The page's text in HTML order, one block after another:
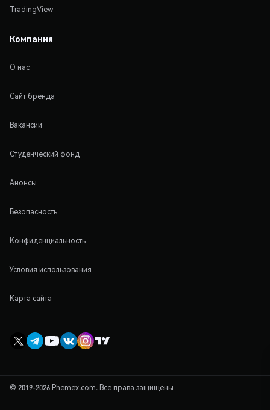
TradingView
Компания
О нас
Сайт бренда
Вакансии
Студенческий фонд
Анонсы
Безопасность
Конфиденциальность
Условия использования
Карта сайта
© 2019-2026 Phemex.com. Все права защищены